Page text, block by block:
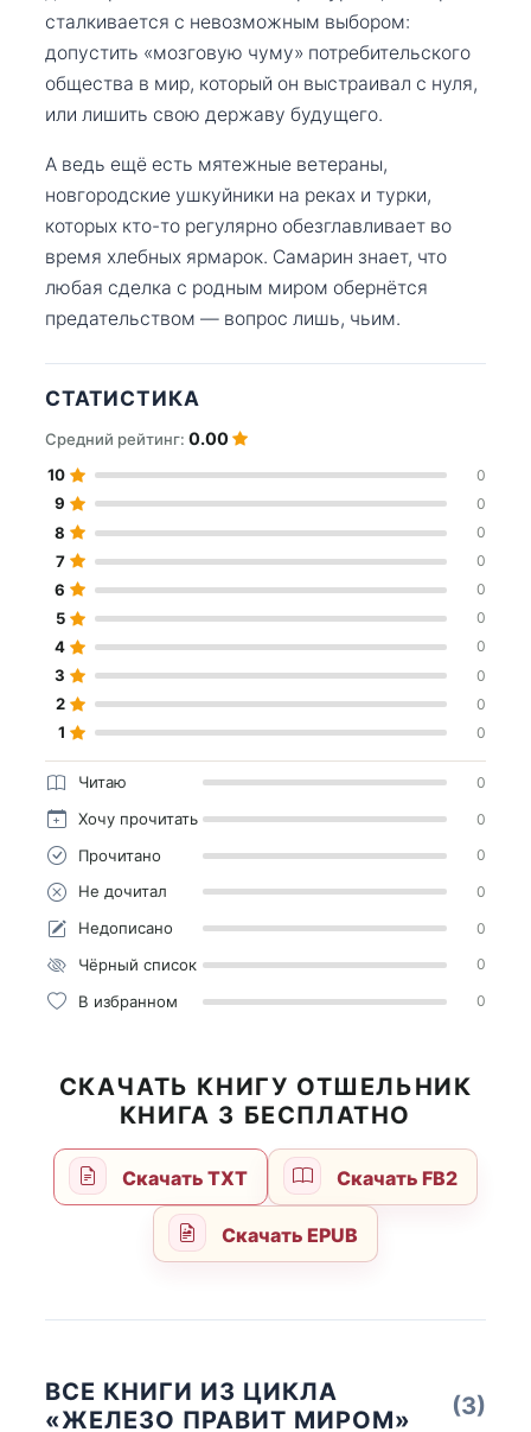
сталкивается с невозможным выбором:
допустить «мозговую чуму» потребительского
общества в мир, который он выстраивал с нуля,
или лишить свою державу будущего.
А ведь ещё есть мятежные ветераны,
новгородские ушкуйники на реках и турки,
которых кто-то регулярно обезглавливает во
время хлебных ярмарок. Самарин знает, что
любая сделка с родным миром обернётся
предательством — вопрос лишь, чьим.
СТАТИСТИКА
Средний рейтинг: 0.00
10 0
9 0
8 0
7 0
6 0
5 0
4 0
3 0
2 0
1 0
Читаю 0
Хочу прочитать 0
Прочитано 0
Не дочитал 0
Недописано 0
Чёрный список 0
В избранном 0
СКАЧАТЬ КНИГУ ОТШЕЛЬНИК
КНИГА 3 БЕСПЛАТНО
Скачать TXT Скачать FB2
Скачать EPUB
ВСЕ КНИГИ ИЗ ЦИКЛА
«ЖЕЛЕЗО ПРАВИТ МИРОМ»
(3)